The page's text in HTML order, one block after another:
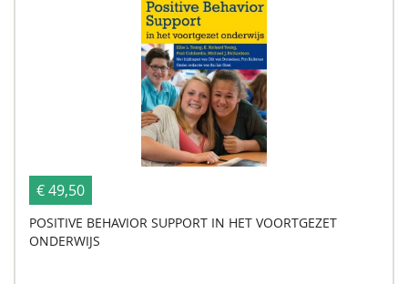
€ 49,50
POSITIVE BEHAVIOR SUPPORT IN HET VOORTGEZET
ONDERWIJS